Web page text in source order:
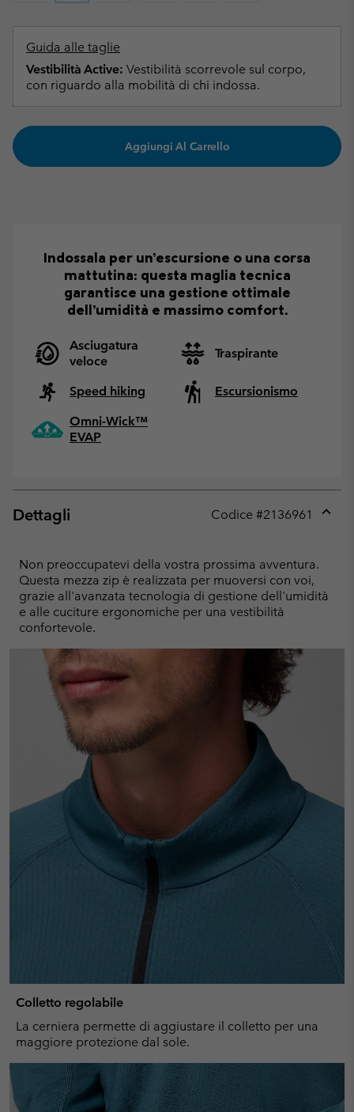
Guida alle taglie
Vestibilità Active: Vestibilità scorrevole sul corpo,
con riguardo alla mobilità di chi indossa.
Aggiungi Al Carrello
Indossala per un’escursione o una corsa
mattutina: questa maglia tecnica
garantisce una gestione ottimale
dell’umidità e massimo comfort.
Asciugatura
veloce
Traspirante
Speed hiking
Escursionismo
Omni-Wick™
EVAP
Dettagli Codice #2136961
Non preoccupatevi della vostra prossima avventura.
Questa mezza zip è realizzata per muoversi con voi,
grazie all'avanzata tecnologia di gestione dell'umidità
e alle cuciture ergonomiche per una vestibilità
confortevole.
Colletto regolabile
La cerniera permette di aggiustare il colletto per una
maggiore protezione dal sole.